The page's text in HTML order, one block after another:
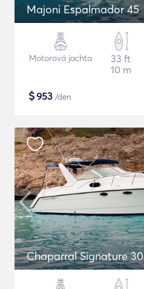
Majoni Espalmador 45
Motorová jachta
33 ft
10 m
$953 /den
Chaparral Signature 30